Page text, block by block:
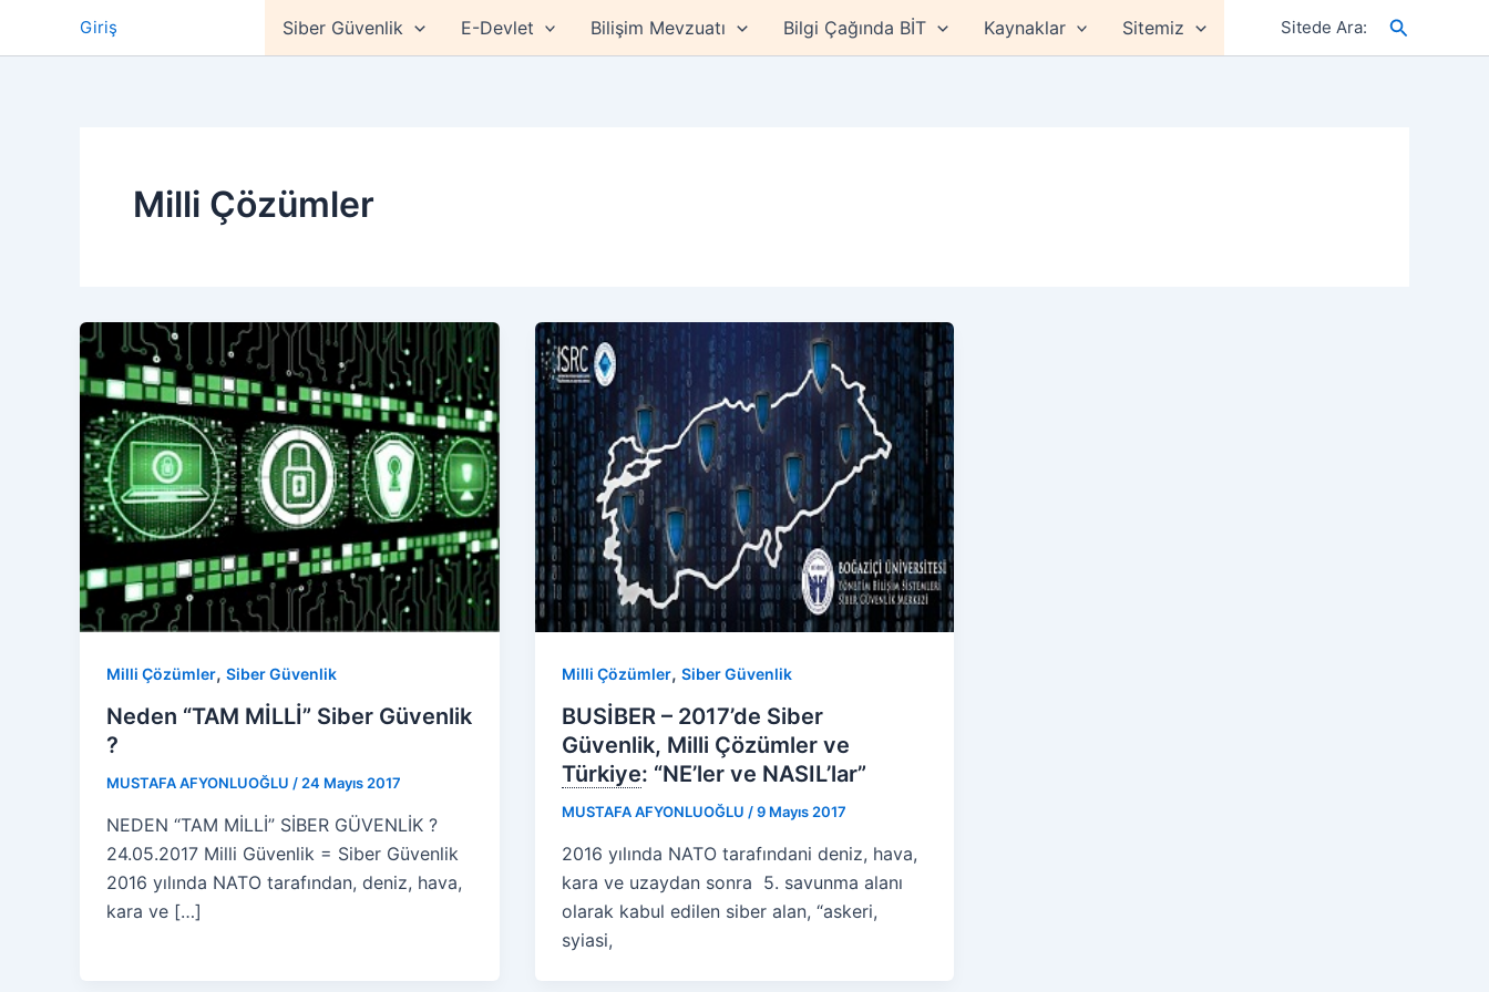
Giriş Siber Güvenlik E-Devlet Bilişim Mevzuatı Bilgi Çağında BİT Kaynaklar Sitemiz Sitede Ara: Arama
Milli Çözümler
Milli Çözümler, Siber Güvenlik
Neden “TAM MİLLİ” Siber Güvenlik
?
MUSTAFA AFYONLUOĞLU /24 Mayıs 2017
NEDEN “TAM MİLLİ” SİBER GÜVENLİK ?
24.05.2017 Milli Güvenlik = Siber Güvenlik
2016 yılında NATO tarafından, deniz, hava,
kara ve […]
Milli Çözümler, Siber Güvenlik
BUSİBER – 2017’de Siber
Güvenlik, Milli Çözümler ve
Türkiye: “NE’ler ve NASIL’lar”
MUSTAFA AFYONLUOĞLU /9 Mayıs 2017
2016 yılında NATO tarafındani deniz, hava,
kara ve uzaydan sonra 5. savunma alanı
olarak kabul edilen siber alan, “askeri,
syiasi,